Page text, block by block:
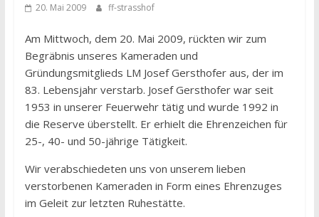
20. Mai 2009 ff-strasshof
Am Mittwoch, dem 20. Mai 2009, rückten wir zum
Begräbnis unseres Kameraden und
Gründungsmitglieds LM Josef Gersthofer aus, der im
83. Lebensjahr verstarb. Josef Gersthofer war seit
1953 in unserer Feuerwehr tätig und wurde 1992 in
die Reserve überstellt. Er erhielt die Ehrenzeichen für
25-, 40- und 50-jährige Tätigkeit.
Wir verabschiedeten uns von unserem lieben
verstorbenen Kameraden in Form eines Ehrenzuges
im Geleit zur letzten Ruhestätte.